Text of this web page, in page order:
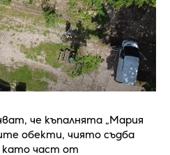
че къпалнята „Мария
обекти, чиято съдба
като част от